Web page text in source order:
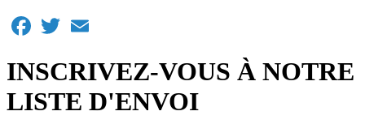
Facebook
Twitter
INSCRIVEZ-VOUS À NOTRE
LISTE D'ENVOI